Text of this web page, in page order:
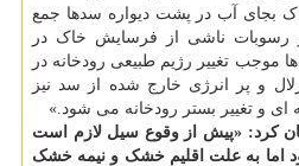
بجای آب در پشت دیواره سدها جمع
ناشی از فرسایش خاک در
موجب تغییر رژیم طبیعی رودخانه در
و پر انرژی خارج شده از سد نیز
و تغییر بستر رودخانه می شود.»
کرد: «پیش از وقوع سیل لازم است
اما به علت اقلیم خشک و نیمه خشک